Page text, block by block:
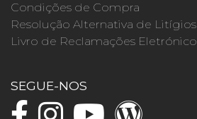
Condições de Compra
Resolução Alternativa de Litígios
Livro de Reclamações Eletrónico
SEGUE-NOS